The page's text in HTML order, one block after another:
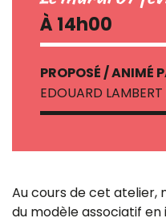
À 14h00
PROPOSÉ / ANIMÉ
EDOUARD LAMBERT
Au cours de cet atelier,
du modèle associatif